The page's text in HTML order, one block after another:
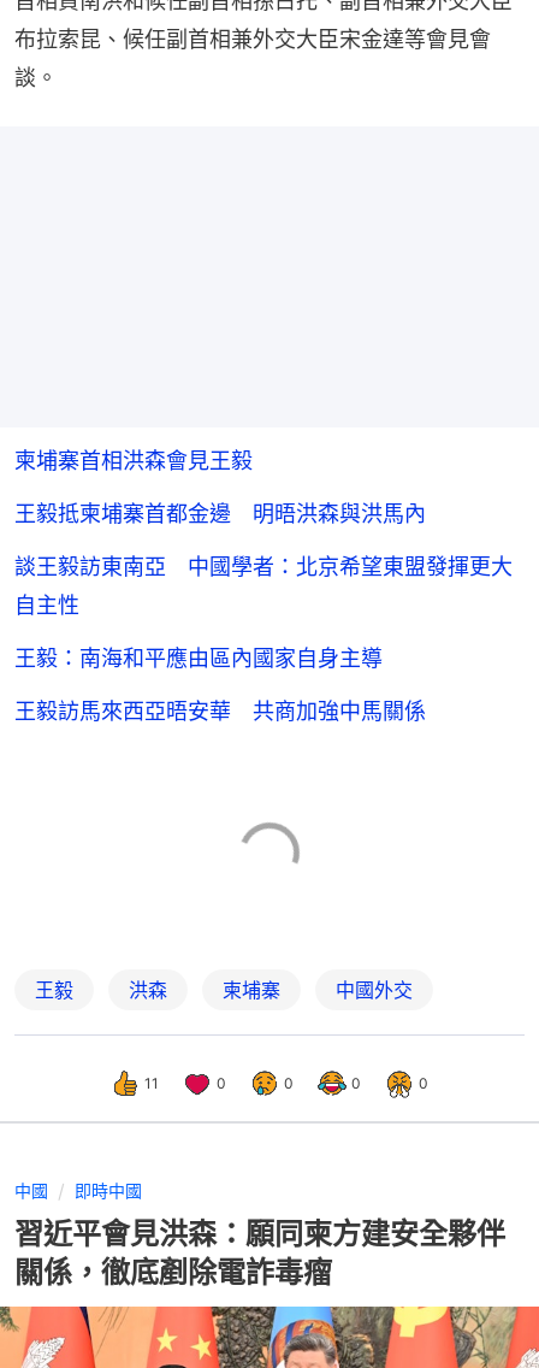
布拉索昆、候任副首相兼外交大臣宋金達等會見會
談。
柬埔寨首相洪森會見王毅
王毅抵柬埔寨首都金邊 明晤洪森與洪馬內
談王毅訪東南亞 中國學者：北京希望東盟發揮更大
自主性
王毅：南海和平應由區內國家自身主導
王毅訪馬來西亞晤安華 共商加強中馬關係
王毅 洪森 柬埔寨 中國外交
11 0 0 0 0
中國 即時中國
習近平會見洪森：願同柬方建安全夥伴
關係，徹底剷除電詐毒瘤